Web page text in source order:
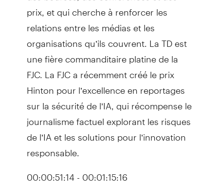
prix, et qui cherche à renforcer les
relations entre les médias et les
organisations qu’ils couvrent. La TD est
une fière commanditaire platine de la
FJC. La FJC a récemment créé le prix
Hinton pour l’excellence en reportages
sur la sécurité de l’IA, qui récompense le
journalisme factuel explorant les risques
de l’IA et les solutions pour l’innovation
responsable.
00:00:51:14 - 00:01:15:16